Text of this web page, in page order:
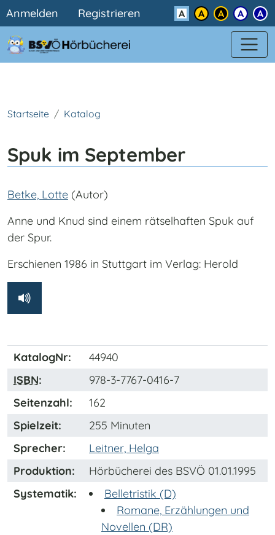
Direkt zum Inhalt
Benutzermenü
Anmelden Registrieren Kontrast
Startseite Katalog
Spuk im September
Betke, Lotte (Autor)
Anne und Knud sind einem rätselhaften Spuk auf
der Spur.
Erschienen 1986 in Stuttgart im Verlag: Herold
KatalogNr:
44940
ISBN:
978-3-7767-0416-7
Seitenzahl:
162
Spielzeit:
255 Minuten
Sprecher:
Leitner, Helga
Produktion:
Hörbücherei des BSVÖ 01.01.1995
Systematik:
Belletristik (D)
Romane, Erzählungen und
Novellen (DR)